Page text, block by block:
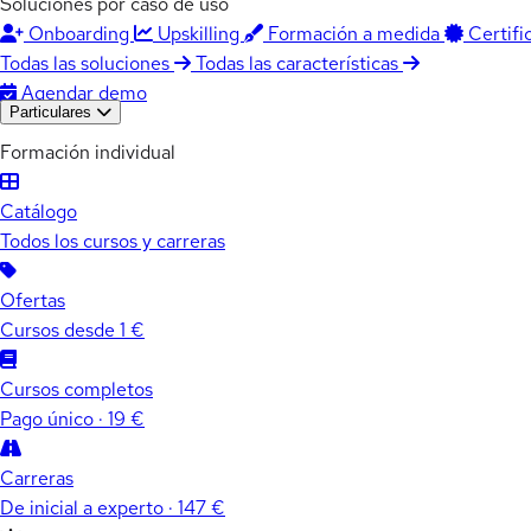
Onboarding
Upskilling Formación a medida
Todas las soluciones
Todas las características
Agendar demo
Particulares
Formación individual
Catálogo
Todos los cursos y carreras
Ofertas
Cursos desde 1 €
Cursos completos
Pago único · 19 €
Carreras
De inicial a experto · 147 €